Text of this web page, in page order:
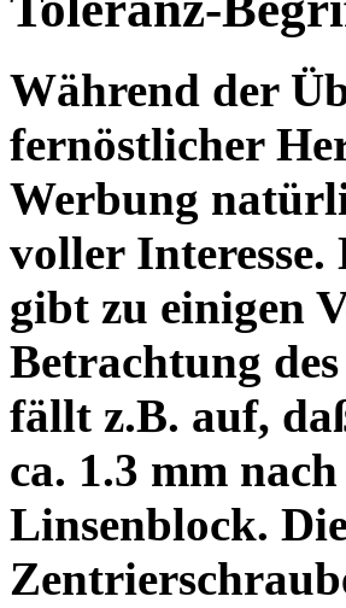
Während der
fernöstlicher
Werbung
voller
gibt zu einigen
Betrachtung
fällt z.B. auf,
ca. 1.3 mm
Linsenblock.